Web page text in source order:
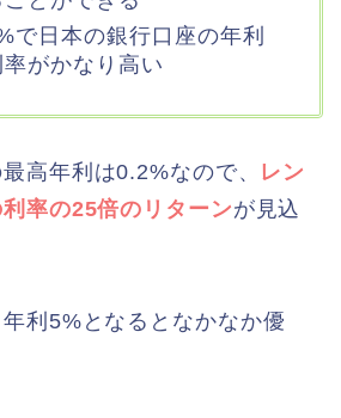
で日本の銀行口座の年利
がかなり高い
高年利は0.2%なので、 レン
率の25倍のリターンが見込
利5%となるとなかなか優